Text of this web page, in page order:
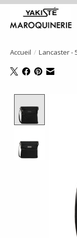
Accueil / Lancaster -